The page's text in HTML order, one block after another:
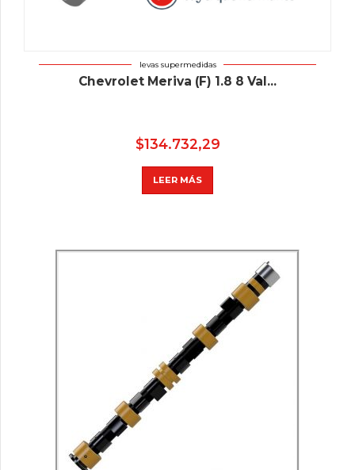
levas supermedidas
Chevrolet Meriva (F) 1.8 8 Val...
$134.732,29
LEER MÁS